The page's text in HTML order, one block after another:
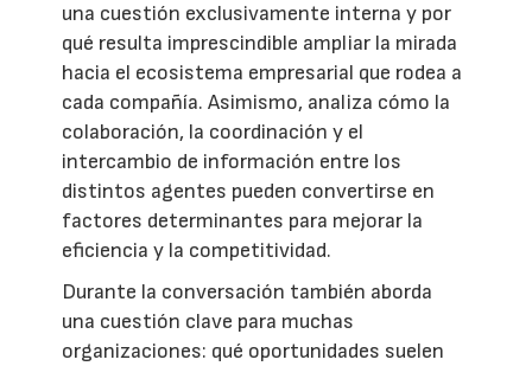
una cuestión exclusivamente interna y por
qué resulta imprescindible ampliar la mirada
hacia el ecosistema empresarial que rodea a
cada compañía. Asimismo, analiza cómo la
colaboración, la coordinación y el
intercambio de información entre los
distintos agentes pueden convertirse en
factores determinantes para mejorar la
eficiencia y la competitividad.
Durante la conversación también aborda
una cuestión clave para muchas
organizaciones: qué oportunidades suelen